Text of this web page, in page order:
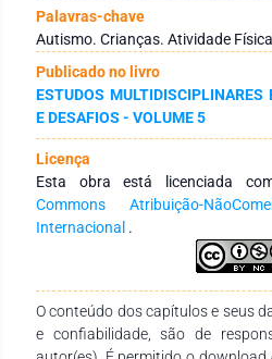
conveniência. A coleta de dados
questionário, aplicado com
participantes, elaborado pelos
resultados evidenciaram que
praticam atividades
aprimoraram/adquiriram
interação social, possibilitando
amigos, além de trabalho em
e resolução de conflitos.
física é uma excelente
qualidade de vida de pessoas
comunicação e interação social.
com autismo.
Palavras-chave
Autismo. Crianças. Atividade
Publicado no livro
ESTUDOS MULTIDISCIPLINARES
E DESAFIOS - VOLUME 5
Licença
Esta obra está licenciada
Commons Atribuição-
Internacional .
O conteúdo dos capítulos e seus
e confiabilidade, são de